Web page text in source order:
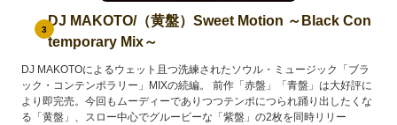
3
DJ MAKOTO/（黄盤）Sweet Motion ～Black Con
temporary Mix～
DJ MAKOTOによるウェット且つ洗練されたソウル・ミュージック「ブラ
ック・コンテンポラリー」MIXの続編。 前作「赤盤」「青盤」は大好評に
より即完売。今回もムーディーでありつつテンポにつられ踊り出したくな
る「黄盤」、スロー中心でグルービーな「紫盤」の2枚を同時リリー